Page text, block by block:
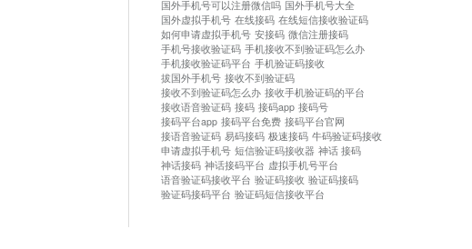
国外手机号可以注册微信吗 国外手机号大全
国外虚拟手机号 在线接码 在线短信接收验证码
如何申请虚拟手机号 安接码 微信注册接码
手机号接收验证码 手机接收不到验证码怎么办
手机接收验证码平台 手机验证码接收
拔国外手机号 接收不到验证码
接收不到验证码怎么办 接收手机验证码的平台
接收语音验证码 接码 接码app 接码号
接码平台app 接码平台免费 接码平台官网
接语音验证码 易码接码 极速接码 牛码验证码接收
申请虚拟手机号 短信验证码接收器 神话 接码
神话接码 神话接码平台 虚拟手机号平台
语音验证码接收平台 验证码接收 验证码接码
验证码接码平台 验证码短信接收平台